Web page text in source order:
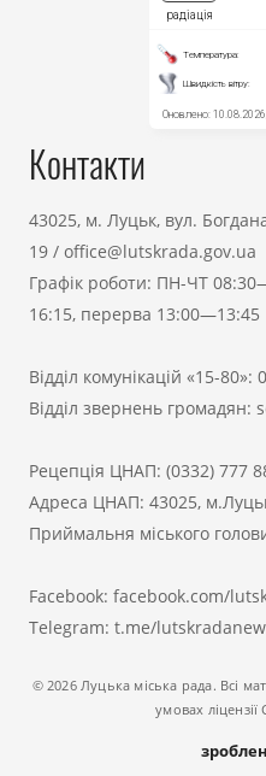
Контакти
43025, м. Луцьк, вул.
19 / office@lutskrada.gov.ua
Графік роботи: ПН-ЧТ
16:15, перерва 13:00—13:45
Відділ комунікацій «15-80»:
Відділ звернень громадян:
Рецепція ЦНАП: (0332) 777
Адреса ЦНАП: 43025,
Приймальня міського
Facebook: facebook.com/
Telegram: t.me/
© 2026 Луцька міська рада. Всі
умовах